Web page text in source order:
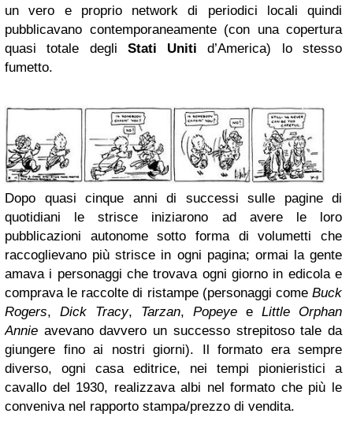
un vero e proprio network di periodici locali quindi
pubblicavano contemporaneamente (con una copertura
quasi totale degli Stati Uniti d’America) lo stesso
fumetto.
Dopo quasi cinque anni di successi sulle pagine di
quotidiani le strisce iniziarono ad avere le loro
pubblicazioni autonome sotto forma di volumetti che
raccoglievano più strisce in ogni pagina; ormai la gente
amava i personaggi che trovava ogni giorno in edicola e
comprava le raccolte di ristampe (personaggi come Buck
Rogers, Dick Tracy, Tarzan, Popeye e Little Orphan
Annie avevano davvero un successo strepitoso tale da
giungere fino ai nostri giorni). Il formato era sempre
diverso, ogni casa editrice, nei tempi pionieristici a
cavallo del 1930, realizzava albi nel formato che più le
conveniva nel rapporto stampa/prezzo di vendita.